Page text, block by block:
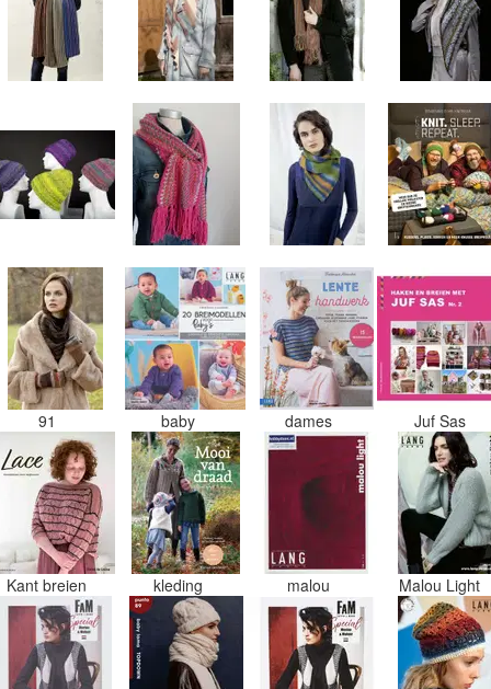
91 baby dames Juf Sas
Kant breien kleding malou Malou Light